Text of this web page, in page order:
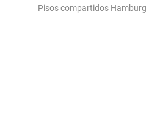
Pisos compartidos Hamburg